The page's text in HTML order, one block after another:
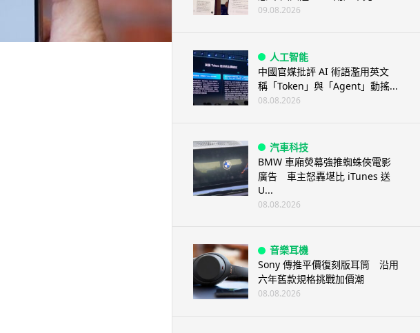
09.08.2026
人工智能
中國官媒批評 AI 術語濫用英文
稱「Token」與「Agent」動搖...
08.08.2026
汽車科技
BMW 車廂熒幕強推蜘蛛俠電影
廣告 車主怒轟堪比 iTunes 送
U...
08.08.2026
音樂耳機
Sony 傳推平價復刻版耳筒 沿用
六年舊款規格挑戰加價潮
08.08.2026